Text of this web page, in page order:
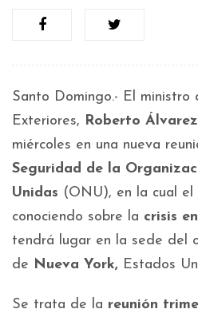
Santo Domingo.- El ministro
Exteriores, Roberto Álvarez
miércoles en una nueva
Seguridad de la
Unidas (ONU), en la cual el
conociendo sobre la crisis
tendrá lugar en la sede del
de Nueva York, Estados
Se trata de la reunión